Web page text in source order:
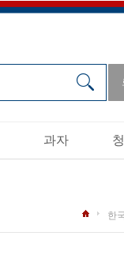
과자
한